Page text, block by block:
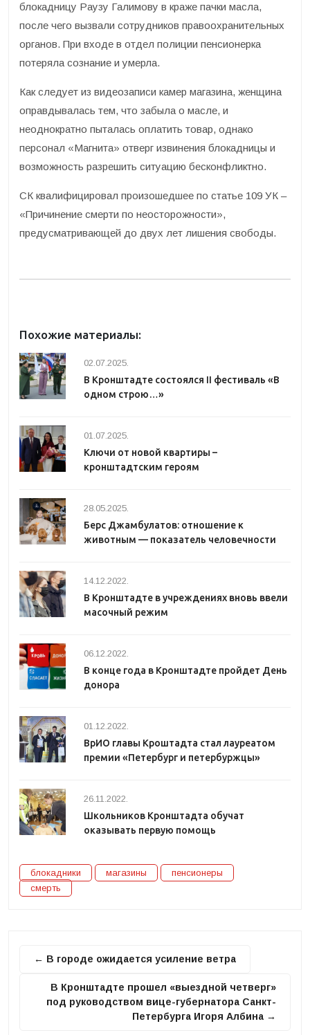
блокадницу Раузу Галимову в краже пачки масла,
после чего вызвали сотрудников правоохранительных
органов. При входе в отдел полиции пенсионерка
потеряла сознание и умерла.
Как следует из видеозаписи камер магазина, женщина
оправдывалась тем, что забыла о масле, и
неоднократно пыталась оплатить товар, однако
персонал «Магнита» отверг извинения блокадницы и
возможность разрешить ситуацию бесконфликтно.
СК квалифицировал произошедшее по статье 109 УК –
«Причинение смерти по неосторожности»,
предусматривающей до двух лет лишения свободы.
Похожие материалы:
02.07.2025.
В Кронштадте состоялся II фестиваль «В
одном строю…»
01.07.2025.
Ключи от новой квартиры –
кронштадтским героям
28.05.2025.
Берс Джамбулатов: отношение к
животным — показатель человечности
14.12.2022.
В Кронштадте в учреждениях вновь ввели
масочный режим
06.12.2022.
В конце года в Кронштадте пройдет День
донора
01.12.2022.
ВрИО главы Кроштадта стал лауреатом
премии «Петербург и петербуржцы»
26.11.2022.
Школьников Кронштадта обучат
оказывать первую помощь
блокадники магазины
пенсионеры
смерть
← В городе ожидается усиление ветра
В Кронштадте прошел «выездной четверг»
под руководством вице-губернатора Санкт-
Петербурга Игоря Албина →